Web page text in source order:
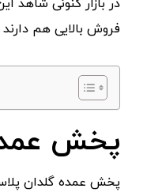
در بازار کنونی شاهد
فروش بالایی هم
پخش
پخش عمده گلدان